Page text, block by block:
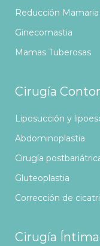
Reducción Mamaria
Ginecomastia
Mamas Tuberosas
Cirugía
Liposucción y
Abdominoplastia
Cirugía
Gluteoplastia
Corrección de
Cirugía Íntima